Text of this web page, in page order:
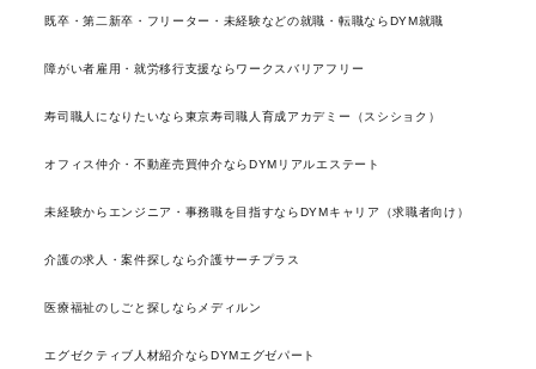
既卒・第二新卒・フリーター・未経験などの就職・転職ならDYM就職
障がい者雇用・就労移行支援ならワークスバリアフリー
寿司職人になりたいなら東京寿司職人育成アカデミー（スシショク）
オフィス仲介・不動産売買仲介ならDYMリアルエステート
未経験からエンジニア・事務職を目指すならDYMキャリア（求職者向け）
介護の求人・案件探しなら介護サーチプラス
医療福祉のしごと探しならメディルン
エグゼクティブ人材紹介ならDYMエグゼパート